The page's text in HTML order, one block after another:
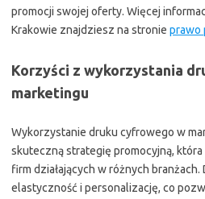
promocji swojej oferty. Więcej
Krakowie znajdziesz na stronie prawo
Korzyści z wykorzystania
marketingu
Wykorzystanie druku cyfrowego w
skuteczną strategię promocyjną,
firm działających w różnych
elastyczność i personalizację, co